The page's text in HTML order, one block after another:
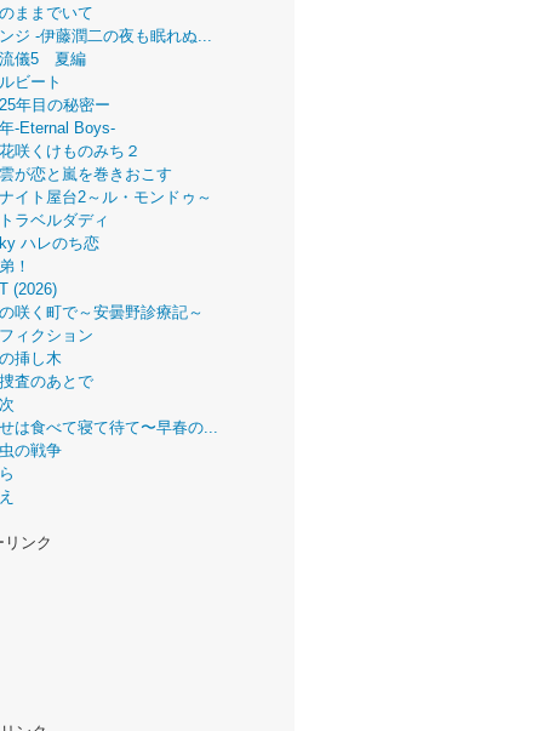
ままでいて
ジ -伊藤潤二の夜も眠れぬ...
儀5 夏編
ビート
年目の秘密ー
-Eternal Boys-
咲くけものみち２
が恋と嵐を巻きおこす
イト屋台2～ル・モンドゥ～
ラベルダディ
ハレのち恋
！
(2026)
咲く町で～安曇野診療記～
ィクション
挿し木
査のあとで
は食べて寝て待て〜早春の...
の戦争
ンク